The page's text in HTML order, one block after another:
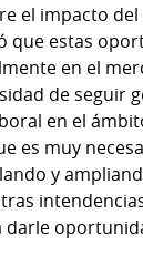
el impacto
que estas
en el
de seguir
en el
es muy
y